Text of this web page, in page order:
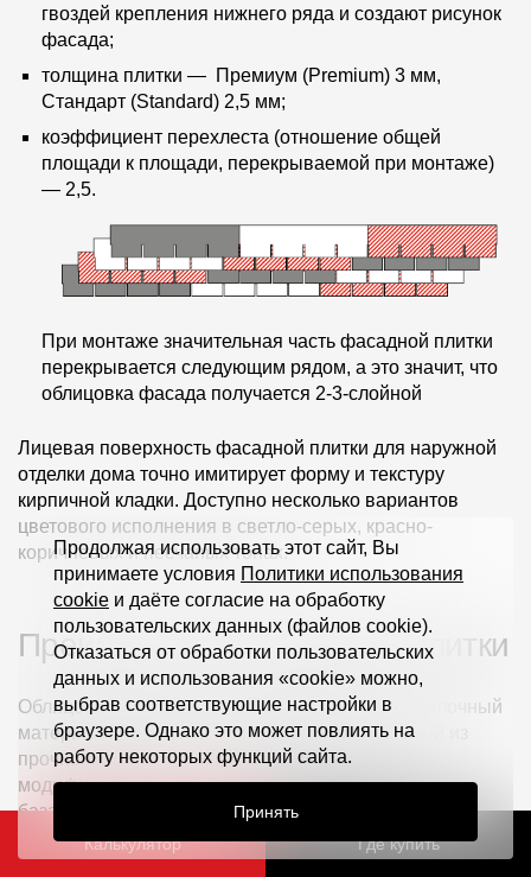
гвоздей крепления нижнего ряда и создают рисунок
фасада;
толщина плитки — Премиум (Premium) 3 мм,
Стандарт (Standard) 2,5 мм;
коэффициент перехлеста (отношение общей
площади к площади, перекрываемой при монтаже)
— 2,5.
При монтаже значительная часть фасадной плитки
перекрывается следующим рядом, а это значит, что
облицовка фасада получается 2-3-слойной
Лицевая поверхность фасадной плитки для наружной
отделки дома точно имитирует форму и текстуру
кирпичной кладки. Доступно несколько вариантов
цветового исполнения в светло-серых, красно-
коричневых и песчаных тонах.
Преимущества фасадной плитки
Облицовочная плитка для фасада дома — отделочный
материал премиального уровня, изготовленный из
прочного стеклохолста, высококачественного
модифицированного битума и натуральной
базальтовой крошки. Поэтому она:
отличается высокой прочностью, устойчивостью к
Калькулятор Где купить
Продолжая использовать этот сайт, Вы
принимаете условия Политики использования
cookie и даёте согласие на обработку
пользовательских данных (файлов cookie).
Отказаться от обработки пользовательских
данных и использования «cookie» можно,
выбрав соответствующие настройки в
браузере. Однако это может повлиять на
работу некоторых функций сайта.
Принять